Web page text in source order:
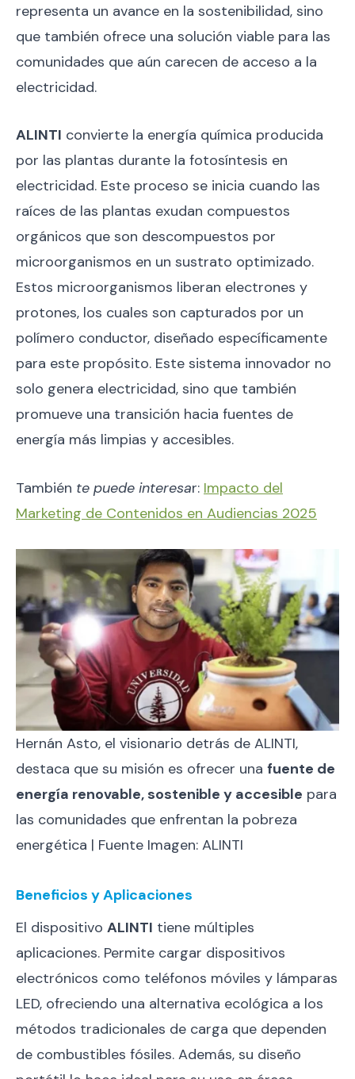
representa un avance en la sostenibilidad, sino
que también ofrece una solución viable para las
comunidades que aún carecen de acceso a la
electricidad.
ALINTI convierte la energía química producida
por las plantas durante la fotosíntesis en
electricidad. Este proceso se inicia cuando las
raíces de las plantas exudan compuestos
orgánicos que son descompuestos por
microorganismos en un sustrato optimizado.
Estos microorganismos liberan electrones y
protones, los cuales son capturados por un
polímero conductor, diseñado específicamente
para este propósito. Este sistema innovador no
solo genera electricidad, sino que también
promueve una transición hacia fuentes de
energía más limpias y accesibles.
También te puede interesar: Impacto del
Marketing de Contenidos en Audiencias 2025
Hernán Asto, el visionario detrás de ALINTI,
destaca que su misión es ofrecer una fuente de
energía renovable, sostenible y accesible para
las comunidades que enfrentan la pobreza
energética | Fuente Imagen: ALINTI
Beneficios y Aplicaciones
El dispositivo ALINTI tiene múltiples
aplicaciones. Permite cargar dispositivos
electrónicos como teléfonos móviles y lámparas
LED, ofreciendo una alternativa ecológica a los
métodos tradicionales de carga que dependen
de combustibles fósiles. Además, su diseño